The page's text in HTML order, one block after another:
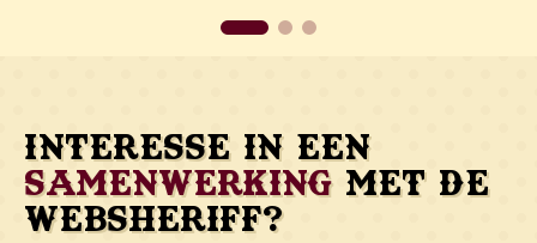
Interesse in een
samenwerkingmet de
Websheriff?